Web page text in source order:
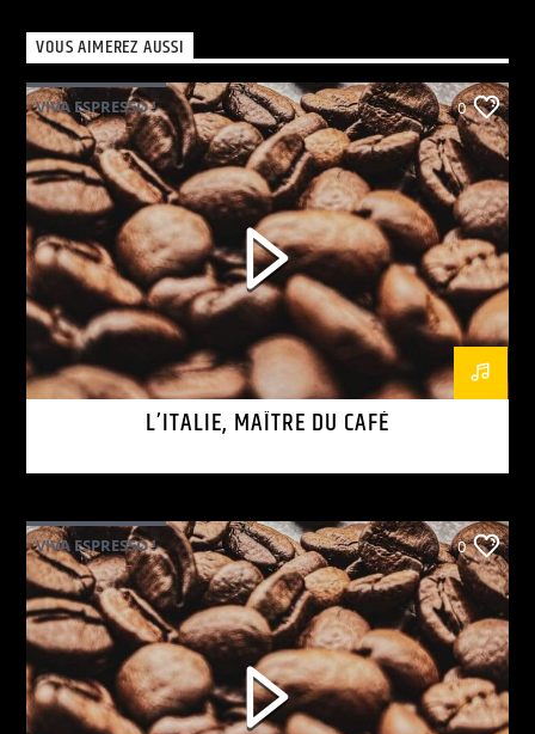
VOUS AIMEREZ AUSSI
VIVA ESPRESSO ! 0
L’ITALIE, MAÎTRE DU CAFÉ
VIVA ESPRESSO ! 0